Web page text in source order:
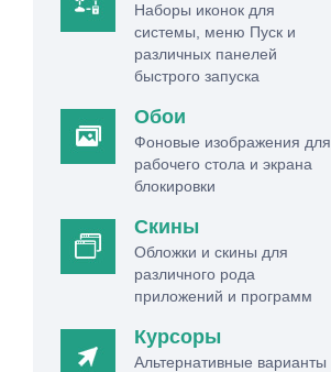
Наборы иконок для
системы, меню Пуск и
различных панелей
быстрого запуска
Обои
Фоновые изображения для
рабочего стола и экрана
блокировки
Скины
Обложки и скины для
различного рода
приложений и программ
Курсоры
Альтернативные варианты